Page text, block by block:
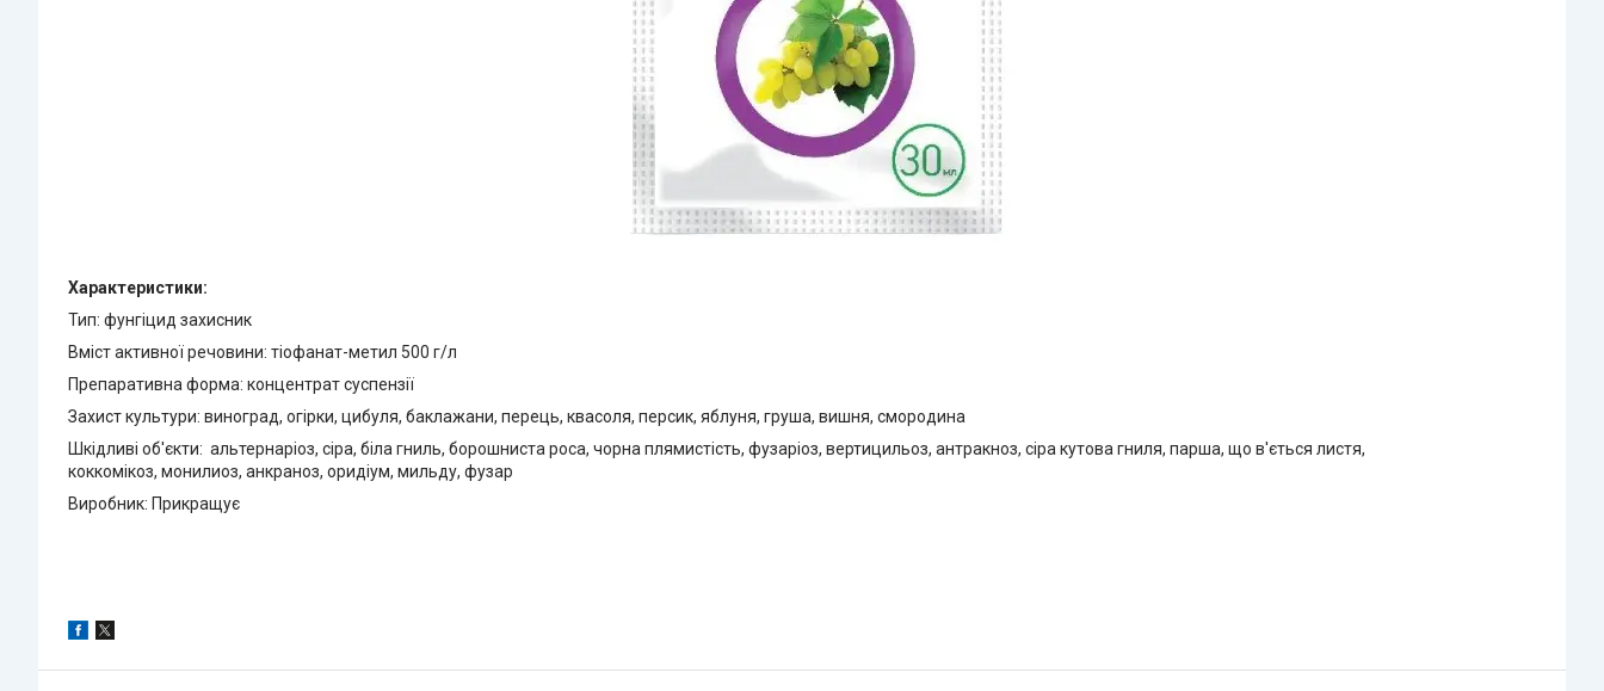
Характеристики:
Тип: фунгіцид захисник
Вміст активної речовини: тіофанат-метил 500 г/л
Препаративна форма: концентрат суспензії
Захист культури: виноград, огірки, цибуля, баклажани, перець, квасоля, персик, яблуня, груша, вишня, смородина
Шкідливі об'єкти: альтернаріоз, сіра, біла гниль, борошниста роса, чорна плямистість, фузаріоз, вертицильоз, антракноз, сіра кутова гниля, парша, що в'ється листя,
коккомікоз, монилиоз, анкраноз, оридіум, мильду, фузар
Виробник: Прикращує